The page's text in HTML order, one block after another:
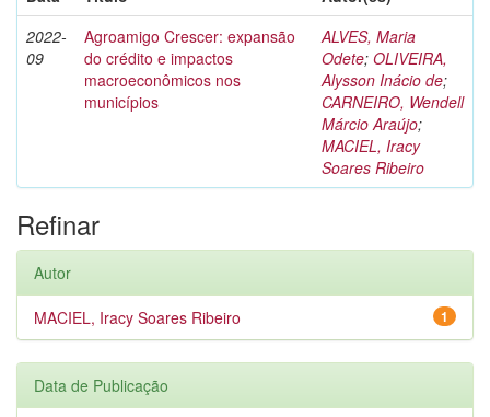
2022-
09
Agroamigo Crescer: expansão
do crédito e impactos
macroeconômicos nos
municípios
ALVES, Maria
Odete; OLIVEIRA,
Alysson Inácio de;
CARNEIRO, Wendell
Márcio Araújo;
MACIEL, Iracy
Soares Ribeiro
Refinar
Autor
1
MACIEL, Iracy Soares Ribeiro
Data de Publicação